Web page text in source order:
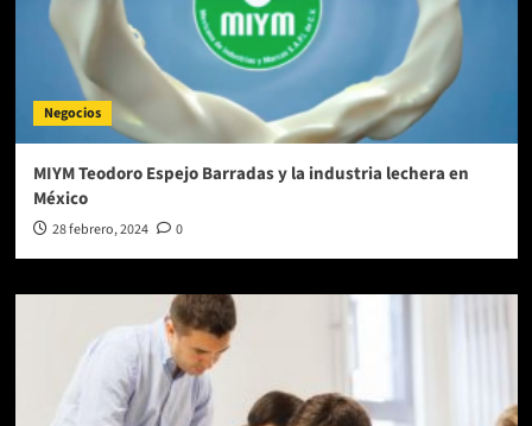
Negocios
MIYM Teodoro Espejo Barradas y la industria lechera en
México
28 febrero, 2024 0